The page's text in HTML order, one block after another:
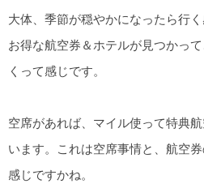
大体、季節が穏やかになったら行く
お得な航空券＆ホテルが見つかっ
くって感じです。
空席があれば、マイル使って特典
います。これは空席事情と、航空
感じですかね。